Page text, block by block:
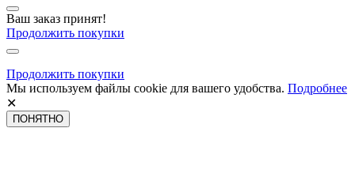
Ваш заказ принят!
Продолжить покупки
Продолжить покупки
Мы используем файлы cookie для вашего удобства. Подробнее
✕
ПОНЯТНО